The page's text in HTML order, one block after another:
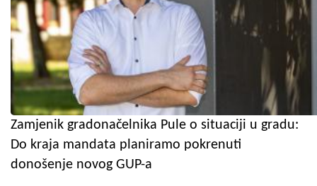
Zamjenik gradonačelnika Pule o situaciji u gradu:
Do kraja mandata planiramo pokrenuti
donošenje novog GUP-a